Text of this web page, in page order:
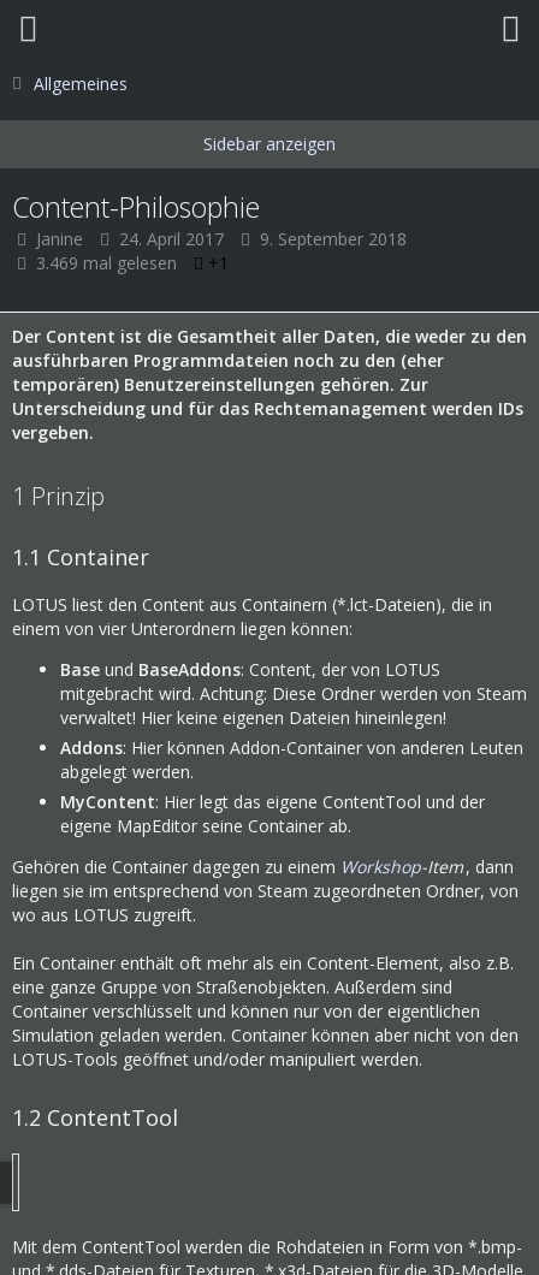
Allgemeines
Content-Philosophie
Janine 24. April 2017
9. September 2018
3.469 mal gelesen
+1
Der Content ist die Gesamtheit aller Daten, die weder zu den
ausführbaren Programmdateien noch zu den (eher
temporären) Benutzereinstellungen gehören. Zur
Unterscheidung und für das Rechtemanagement werden IDs
vergeben.
1 Prinzip
1.1 Container
LOTUS liest den Content aus Containern (*.lct-Dateien), die in
einem von vier Unterordnern liegen können:
Base und BaseAddons: Content, der von LOTUS
mitgebracht wird. Achtung: Diese Ordner werden von Steam
verwaltet! Hier keine eigenen Dateien hineinlegen!
Addons: Hier können Addon-Container von anderen Leuten
abgelegt werden.
MyContent: Hier legt das eigene ContentTool und der
eigene MapEditor seine Container ab.
Gehören die Container dagegen zu einem Workshop-Item, dann
liegen sie im entsprechend von Steam zugeordneten Ordner, von
wo aus LOTUS zugreift.
Ein Container enthält oft mehr als ein Content-Element, also z.B.
eine ganze Gruppe von Straßenobjekten. Außerdem sind
Container verschlüsselt und können nur von der eigentlichen
Simulation geladen werden. Container können aber nicht von den
LOTUS-Tools geöffnet und/oder manipuliert werden.
1.2 ContentTool
Mit dem ContentTool werden die Rohdateien in Form von *.bmp-